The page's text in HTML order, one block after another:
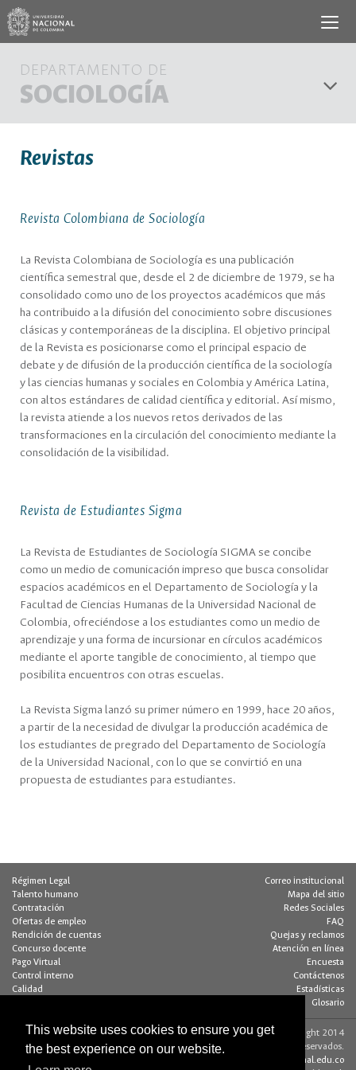
This website uses cookies to ensure you get
the best experience on our website.
DEPARTAMENTO DE
SOCIOLOGÍA
Revistas
Revista Colombiana de Sociología
La Revista Colombiana de Sociología es una publicación
científica semestral que, desde el 2 de diciembre de 1979, se ha
consolidado como uno de los proyectos académicos que más
ha contribuido a la difusión del conocimiento sobre discusiones
clásicas y contemporáneas de la disciplina. El objetivo principal
de la Revista es posicionarse como el principal espacio de
debate y de difusión de la producción científica de la sociología
y las ciencias humanas y sociales en Colombia y América Latina,
con altos estándares de calidad científica y editorial. Así mismo,
la revista atiende a los nuevos retos derivados de las
transformaciones en la circulación del conocimiento mediante la
consolidación de la visibilidad.
Revista de Estudiantes Sigma
La Revista de Estudiantes de Sociología SIGMA se concibe
como un medio de comunicación impreso que busca consolidar
espacios académicos en el Departamento de Sociología y la
Facultad de Ciencias Humanas de la Universidad Nacional de
Colombia, ofreciéndose a los estudiantes como un medio de
aprendizaje y una forma de incursionar en círculos académicos
mediante el aporte tangible de conocimiento, al tiempo que
posibilita encuentros con otras escuelas.
La Revista Sigma lanzó su primer número en 1999, hace 20 años,
a partir de la necesidad de divulgar la producción académica de
los estudiantes de pregrado del Departamento de Sociología
de la Universidad Nacional, con lo que se convirtió en una
propuesta de estudiantes para estudiantes.
Régimen Legal
Talento humano
Contratación
Ofertas de empleo
Rendición de cuentas
Concurso docente
Pago Virtual
Control interno
Calidad
Correo institucional
Mapa del sitio
Redes Sociales
FAQ
Quejas y reclamos
Atención en línea
Encuesta
Contáctenos
Estadísticas
Glosario
Contacto página web:
Dirección
© Copyright 2014
Algunos derechos reservados.
editorweb_fchbog@unal.edu.co